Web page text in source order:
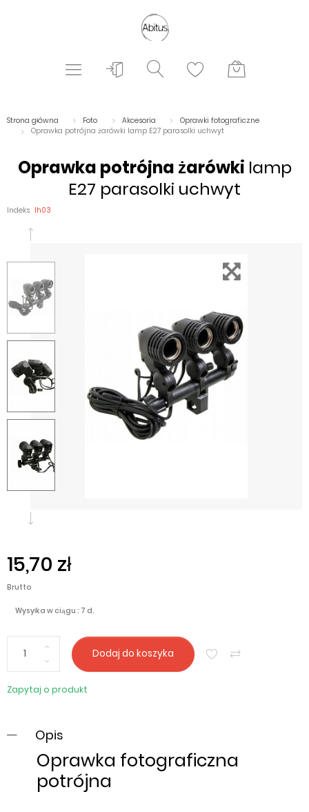
Strona główna Foto Akcesoria
Oprawki fotograficzne
Oprawka potrójna żarówki lamp E27 parasolki uchwyt
Oprawka potrójna żarówki lamp
E27 parasolki uchwyt
Indeks lh03
15,70 zł
Brutto
Wysyłka w ciągu : 7 d.
Dodaj do koszyka
Zapytaj o produkt
Opis
Oprawka fotograficzna
potrójna